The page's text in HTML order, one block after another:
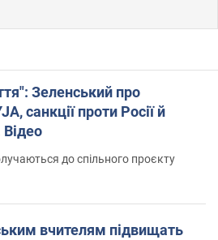
Зеленський про
санкції проти Росії й
Відео
до спільного проєкту
вчителям підвищать